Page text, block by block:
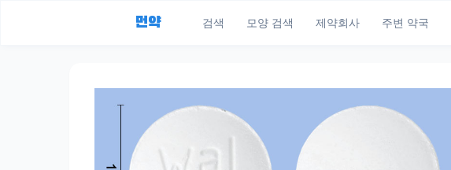
먼약 검색 모양 검색 제약회사 주변 약국